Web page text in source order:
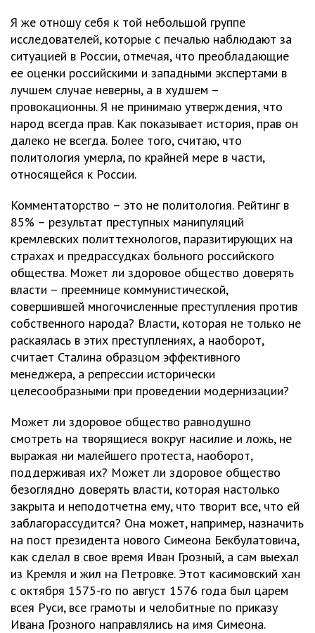
Я же отношу себя к той небольшой группе
исследователей, которые с печалью наблюдают за
ситуацией в России, отмечая, что преобладающие
ее оценки российскими и западными экспертами в
лучшем случае неверны, а в худшем –
провокационны. Я не принимаю утверждения, что
народ всегда прав. Как показывает история, прав он
далеко не всегда. Более того, считаю, что
политология умерла, по крайней мере в части,
относящейся к России.
Комментаторство – это не политология. Рейтинг в
85% – результат преступных манипуляций
кремлевских политтехнологов, паразитирующих на
страхах и предрассудках больного российского
общества. Может ли здоровое общество доверять
власти – преемнице коммунистической,
совершившей многочисленные преступления против
собственного народа? Власти, которая не только не
раскаялась в этих преступлениях, а наоборот,
считает Сталина образцом эффективного
менеджера, а репрессии исторически
целесообразными при проведении модернизации?
Может ли здоровое общество равнодушно
смотреть на творящиеся вокруг насилие и ложь, не
выражая ни малейшего протеста, наоборот,
поддерживая их? Может ли здоровое общество
безоглядно доверять власти, которая настолько
закрыта и неподотчетна ему, что творит все, что ей
заблагорассудится? Она может, например, назначить
на пост президента нового Симеона Бекбулатовича,
как сделал в свое время Иван Грозный, а сам выехал
из Кремля и жил на Петровке. Этот касимовский хан
с октября 1575-го по август 1576 года был царем
всея Руси, все грамоты и челобитные по приказу
Ивана Грозного направлялись на имя Симеона.